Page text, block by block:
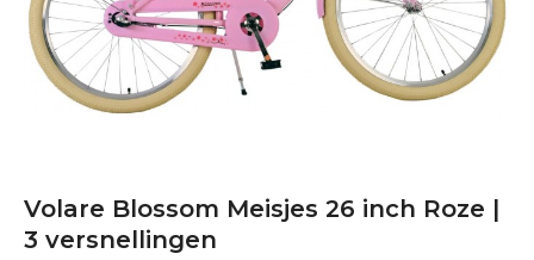
Volare Blossom Meisjes 26 inch Roze |
3 versnellingen